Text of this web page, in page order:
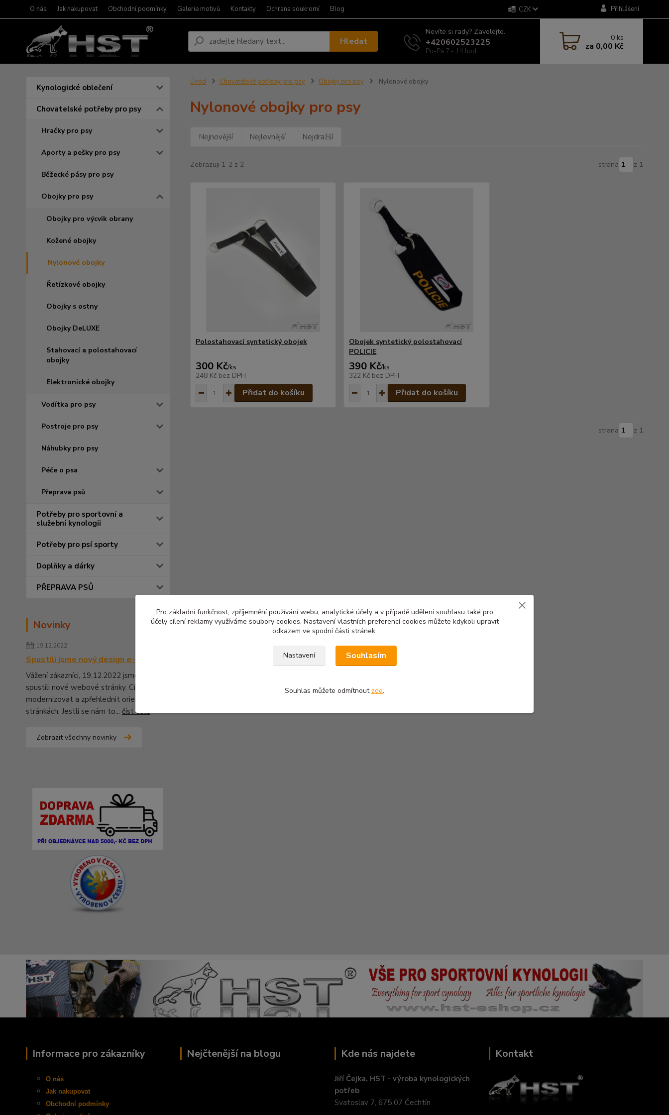
O nás Jak nakupovat Obchodní podmínky Galerie motivů Kontakty Ochrana soukromí Blog CZK Přihlášení
Hledat
Nevíte si rady? Zavolejte.
+420602523225
Po-Pá 7 - 14 hod.
0 ks
za 0,00 Kč
Kynologické oblečení
Chovatelské potřeby pro psy
Hračky pro psy
Aporty a pešky pro psy
Běžecké pásy pro psy
Obojky pro psy
Obojky pro výcvik obrany
Kožené obojky
Nylonové obojky
Řetízkové obojky
Obojky s ostny
Obojky DeLUXE
Stahovací a polostahovací
obojky
Elektronické obojky
Vodítka pro psy
Postroje pro psy
Náhubky pro psy
Péče o psa
Přeprava psů
Potřeby pro sportovní a
služební kynologii
Potřeby pro psí sporty
Doplňky a dárky
PŘEPRAVA PSŮ
Novinky
19.12.2022
Spustili jsme nový design e-shopu
Vážení zákazníci, 19.12.2022 jsme pro Vás
spustili nové webové stránky. Cílem bylo
modernizovat a zpřehlednit orientaci na
stránkách. Jestli se nám to... číst celé
Zobrazit všechny novinky
Úvod Chovatelské potřeby pro psy Obojky pro psy Nylonové obojky
Nylonové obojky pro psy
Nejnovější Nejlevnější Nejdražší
Zobrazuji 1-2 z 2 strana z 1
Polostahovací syntetický obojek
300 Kč/ks
248 Kč bez DPH
Přidat do košíku
Obojek syntetický polostahovací
POLICIE
390 Kč/ks
322 Kč bez DPH
Přidat do košíku
strana z 1
Informace pro zákazníky
O nás
Jak nakupovat
Obchodní podmínky
Nejčtenější na blogu Kde nás najdete
Jiří Čejka, HST - výroba kynologických
potřeb
Svatoslav 7, 675 07 Čechtín
Kontakt
Pro základní funkčnost, zpříjemnění používání webu, analytické účely a v případě udělení souhlasu také pro
účely cílení reklamy využíváme soubory cookies. Nastavení vlastních preferencí cookies můžete kdykoli upravit
odkazem ve spodní části stránek.
Nastavení Souhlasím
Souhlas můžete odmítnout zde.